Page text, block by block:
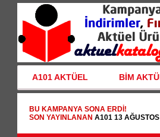
A101 AKTÜEL BİM
BU KAMPANYA SONA ERDI!
SON YAYINLANAN A101 13